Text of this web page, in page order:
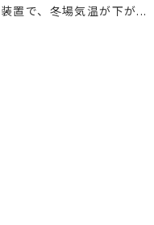
装置で、冬場気温が下が...